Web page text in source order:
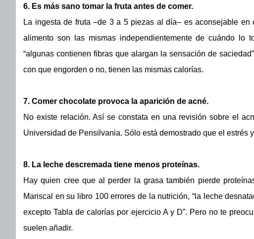
6. Es más sano tomar la fruta antes de comer.
La ingesta de fruta –de 3 a 5 piezas al día– es aconsejable
alimento son las mismas independientemente de cuándo lo
“algunas contienen fibras que alargan la sensación de
con que engorden o no, tienen las mismas calorías.
7. Comer chocolate provoca la aparición de acné.
No existe relación. Así se constata en una revisión sobre el
Universidad de Pensilvania. Sólo está demostrado que el estrés
8. La leche descremada tiene menos proteínas.
Hay quien cree que al perder la grasa también pierde
Mariscal en su libro 100 errores de la nutrición, “la leche
excepto Tabla de calorías por ejercicio A y D”. Pero no te
suelen añadir.